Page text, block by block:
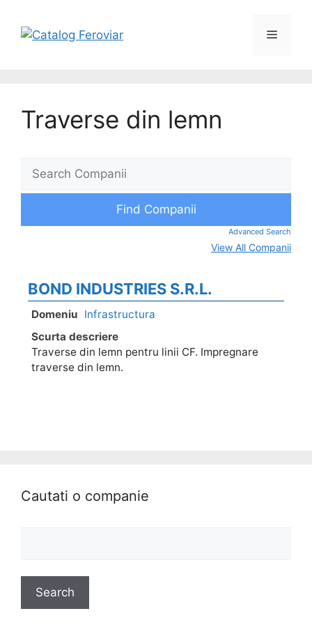
Traverse din lemn
Advanced Search
View All Companii
BOND INDUSTRIES S.R.L.
Domeniu Infrastructura
Scurta descriere
Traverse din lemn pentru linii CF. Impregnare
traverse din lemn.
Cautati o companie